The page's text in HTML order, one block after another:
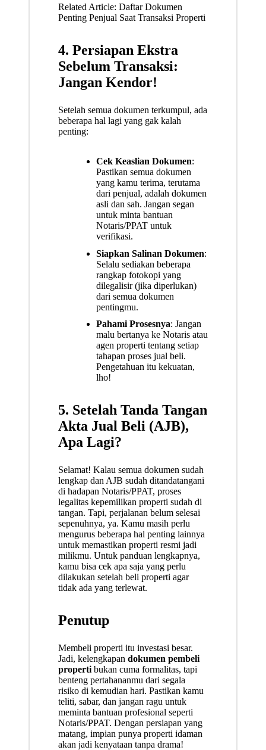
Related Article: Daftar Dokumen
Penting Penjual Saat Transaksi Properti
4. Persiapan Ekstra
Sebelum Transaksi:
Jangan Kendor!
Setelah semua dokumen terkumpul, ada
beberapa hal lagi yang gak kalah
penting:
Cek Keaslian Dokumen:
Pastikan semua dokumen
yang kamu terima, terutama
dari penjual, adalah dokumen
asli dan sah. Jangan segan
untuk minta bantuan
Notaris/PPAT untuk
verifikasi.
Siapkan Salinan Dokumen:
Selalu sediakan beberapa
rangkap fotokopi yang
dilegalisir (jika diperlukan)
dari semua dokumen
pentingmu.
Pahami Prosesnya: Jangan
malu bertanya ke Notaris atau
agen properti tentang setiap
tahapan proses jual beli.
Pengetahuan itu kekuatan,
lho!
5. Setelah Tanda Tangan
Akta Jual Beli (AJB),
Apa Lagi?
Selamat! Kalau semua dokumen sudah
lengkap dan AJB sudah ditandatangani
di hadapan Notaris/PPAT, proses
legalitas kepemilikan properti sudah di
tangan. Tapi, perjalanan belum selesai
sepenuhnya, ya. Kamu masih perlu
mengurus beberapa hal penting lainnya
untuk memastikan properti resmi jadi
milikmu. Untuk panduan lengkapnya,
kamu bisa cek apa saja yang perlu
dilakukan setelah beli properti agar
tidak ada yang terlewat.
Penutup
Membeli properti itu investasi besar.
Jadi, kelengkapan dokumen pembeli
propertibukan cuma formalitas, tapi
benteng pertahananmu dari segala
risiko di kemudian hari. Pastikan kamu
teliti, sabar, dan jangan ragu untuk
meminta bantuan profesional seperti
Notaris/PPAT. Dengan persiapan yang
matang, impian punya properti idaman
akan jadi kenyataan tanpa drama!